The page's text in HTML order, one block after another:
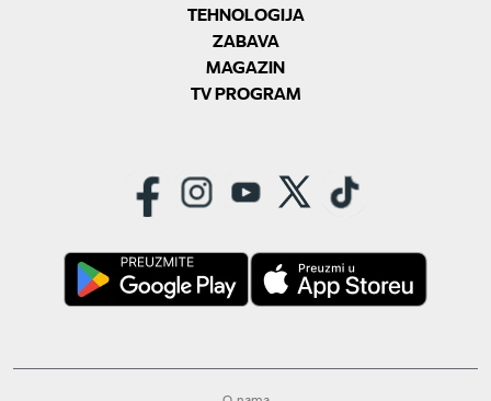
TEHNOLOGIJA
ZABAVA
MAGAZIN
TV PROGRAM